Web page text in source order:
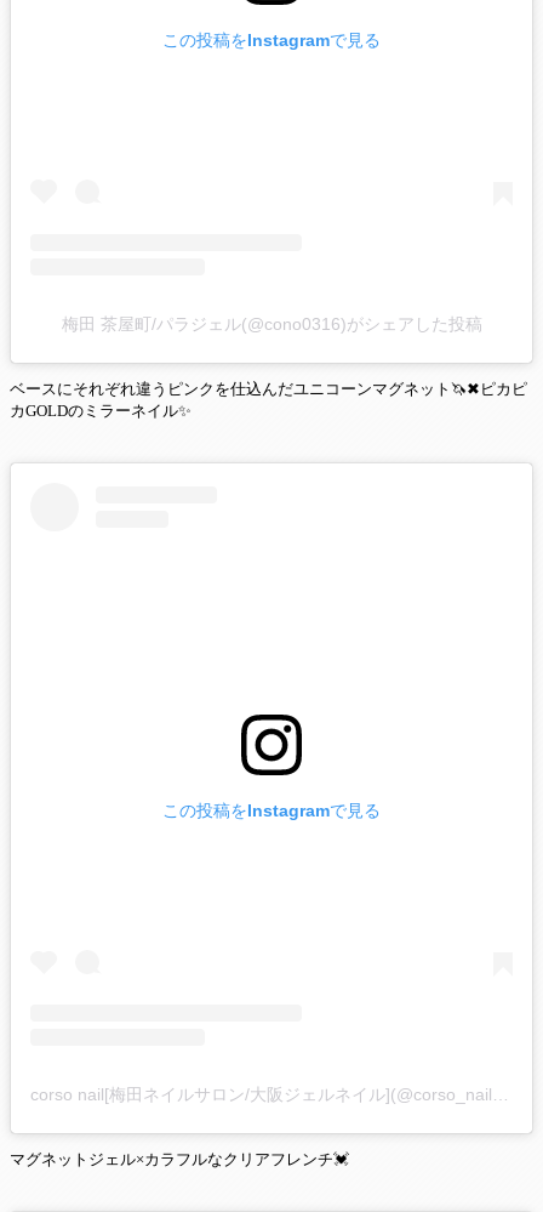
この投稿をInstagramで見る
梅田 茶屋町/パラジェル(@cono0316)がシェアした投稿
ベースにそれぞれ違うピンクを仕込んだユニコーンマグネット🦄✖ピカピ
カGOLDのミラーネイル✨
この投稿をInstagramで見る
マグネットジェル×カラフルなクリアフレンチ💓